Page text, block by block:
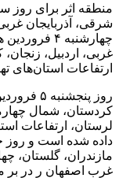
منطقه اثر برای روز
شرقی، آذربایجان
چهارشنبه ۴
غربی، اردبیل،
ارتفاعات استان‌های
روز
کردستان، شمال
لرستان، ارتفاعات
مازندران، گلستان،
غرب اصفهان ر در بر